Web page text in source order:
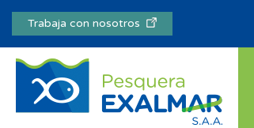
Trabaja con nosotros